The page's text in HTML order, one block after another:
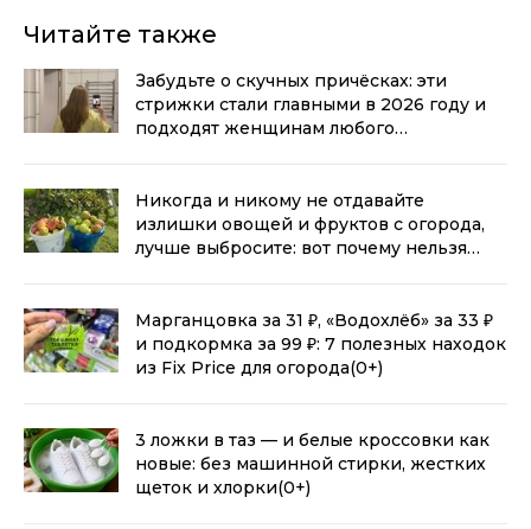
Читайте также
Забудьте о скучных причёсках: эти
стрижки стали главными в 2026 году и
подходят женщинам любого
Никогда и никому не отдавайте
излишки овощей и фруктов с огорода,
лучше выбросите: вот почему нельзя
Марганцовка за 31 ₽, «Водохлёб» за 33 ₽
и подкормка за 99 ₽: 7 полезных находок
из Fix Price для огорода(0+)
3 ложки в таз — и белые кроссовки как
новые: без машинной стирки, жестких
щеток и хлорки(0+)